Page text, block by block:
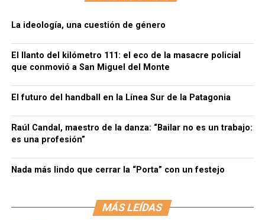
La ideología, una cuestión de género
El llanto del kilómetro 111: el eco de la masacre policial
que conmovió a San Miguel del Monte
El futuro del handball en la Línea Sur de la Patagonia
Raúl Candal, maestro de la danza: “Bailar no es un trabajo:
es una profesión”
Nada más lindo que cerrar la “Porta” con un festejo
MÁS LEÍDAS